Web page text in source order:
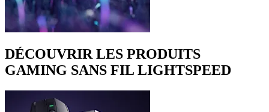
DÉCOUVRIR LES PRODUITS
GAMING SANS FIL LIGHTSPEED